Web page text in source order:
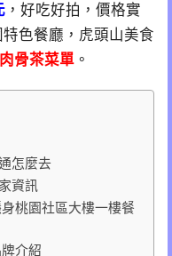
，好吃好拍，價格實
色餐廳，虎頭山美食
骨茶菜單 。
怎麼去
資訊
桃園社區大樓一樓餐
介紹